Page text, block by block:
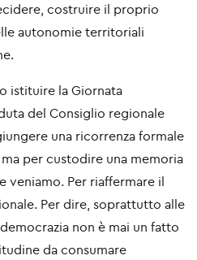
costruire il proprio
autonomie territoriali
istituire la Giornata
del Consiglio regionale
una ricorrenza formale
per custodire una memoria
veniamo. Per riaffermare il
Per dire, soprattutto alle
non è mai un fatto
da consumare